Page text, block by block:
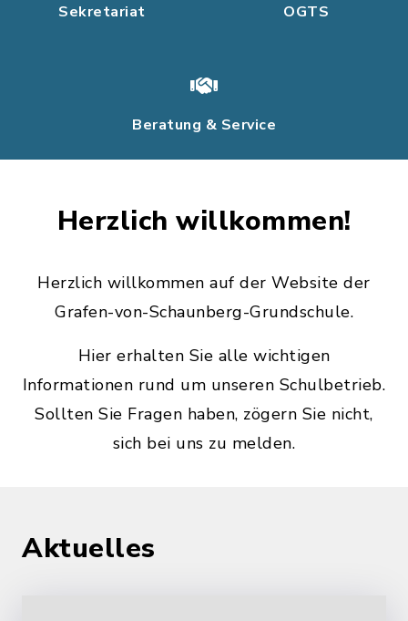
Sekretariat OGTS
Beratung & Service
Herzlich willkommen!
Herzlich willkommen auf der Website der
Grafen-von-Schaunberg-Grundschule.
Hier erhalten Sie alle wichtigen
Informationen rund um unseren Schulbetrieb.
Sollten Sie Fragen haben, zögern Sie nicht,
sich bei uns zu melden.
Aktuelles